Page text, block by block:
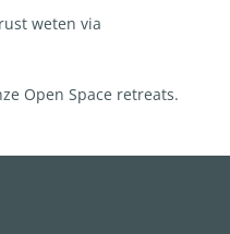
weten via
Open Space retreats.